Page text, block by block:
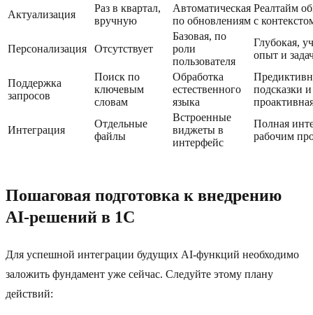
Актуализация
Раз в квартал,
вручную
Автоматическая
по обновлениям
Реалтайм
с
Персонализация Отсутствует
Базовая, по
роли
пользователя
Глубокая,
опыт и
Поддержка
запросов
Поиск по
ключевым
словам
Обработка
естественного
языка
подсказки и
Интеграция
Отдельные
файлы
Встроенные
виджеты в
интерфейс
Полная
рабочим
Пошаговая подготовка к внедрению
AI-решений в 1C
Для успешной интеграции будущих AI-функций необходимо
заложить фундамент уже сейчас. Следуйте этому плану
действий: